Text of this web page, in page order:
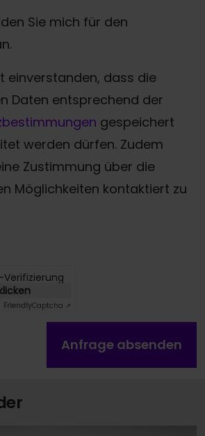
Sie mich für den
einverstanden, dass die
Daten entsprechend der
gespeichert
werden dürfen. Zudem
Zustimmung über die
Möglichkeiten kontaktiert zu
FriendlyCaptcha ⇗
Anfrage absenden